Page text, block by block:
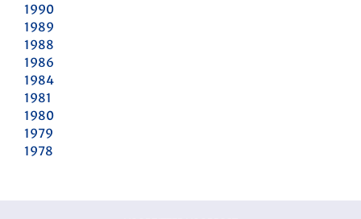
1990
1989
1988
1986
1984
1981
1980
1979
1978